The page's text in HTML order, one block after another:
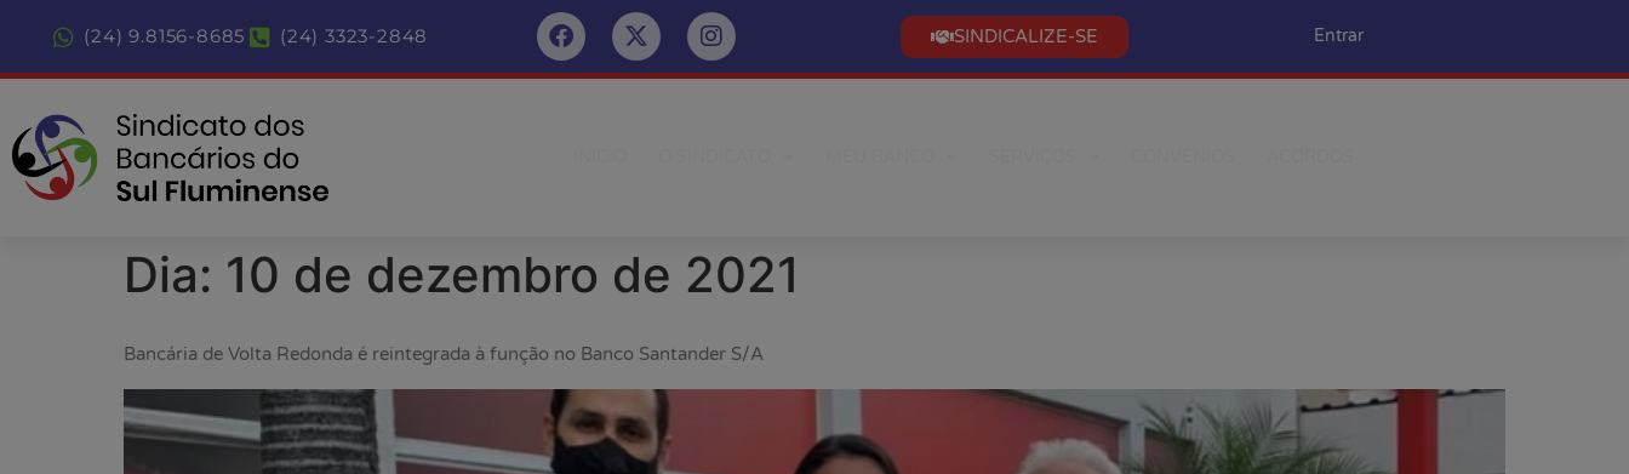
(24) 9.8156-8685 (24) 3323-2848 SINDICALIZE-SE Entrar
Dia: 10 de dezembro de 2021
Bancária de Volta Redonda é reintegrada à função no Banco Santander S/A